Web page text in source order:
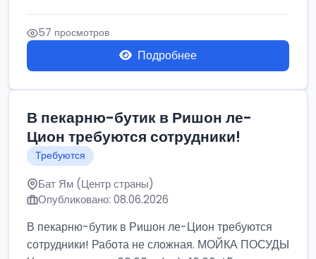
57 просмотров
Подробнее
В пекарню-бутик в Ришон ле-
Цион требуются сотрудники!
Требуются
Бат Ям (Центр страны)
Опубликовано: 08.06.2026
В пекарню-бутик в Ришон ле-Цион требуются
сотрудники! Работа не сложная. МОЙКА ПОСУДЫ